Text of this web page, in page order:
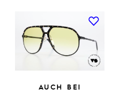
AUCH BEI